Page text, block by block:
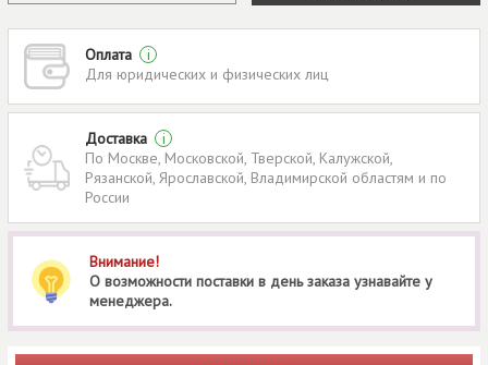
Оплата
i
Для юридических и физических лиц
Доставка
i
По Москве, Московской, Тверской, Калужской,
Рязанской, Ярославской, Владимирской областям и по
России
Внимание!
О возможности поставки в день заказа узнавайте у
менеджера.